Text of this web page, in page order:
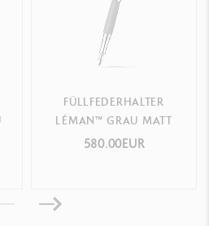
Clip und Knopf
Größen EF, F, M, B
Chromatics Patronen
FÜLLFEDERHALTER
LÉMAN™ GRAU MATT
580.00EUR